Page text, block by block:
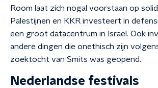
Room laat zich nogal voorstaan op
Palestijnen en KKR investeert in
een groot datacentrum in Israël. Ook
andere dingen die onethisch zijn
zoektocht van Smits was geopend.
Nederlandse festivals